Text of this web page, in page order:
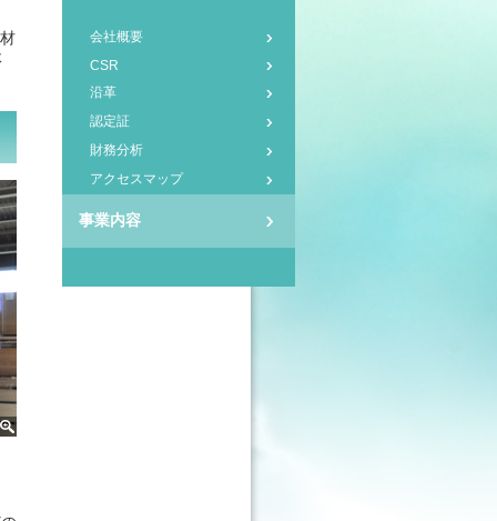
会社概要
CSR
沿革
認定証
財務分析
アクセスマップ
事業内容